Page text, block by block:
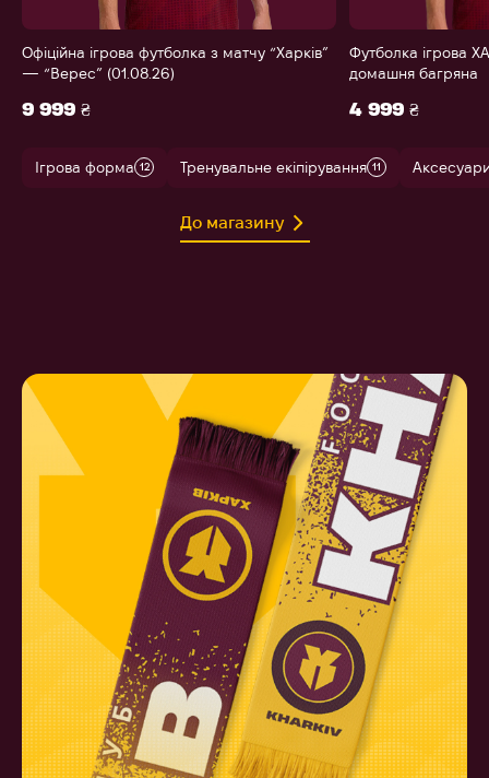
Офіційна ігрова футболка з матчу “Харків”
— “Верес” (01.08.26)
9 999 ₴
Футболка ігрова
домашня багряна
4 999 ₴
Ігрова форма 12 Тренувальне екіпірування 11
До магазину